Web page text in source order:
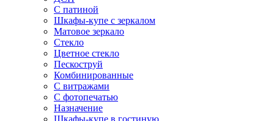
С патиной
Шкафы-купе с зеркалом
Матовое зеркало
Стекло
Цветное стекло
Пескоструй
Комбинированные
С витражами
С фотопечатью
Назначение
Шкафы-купе в гостиную